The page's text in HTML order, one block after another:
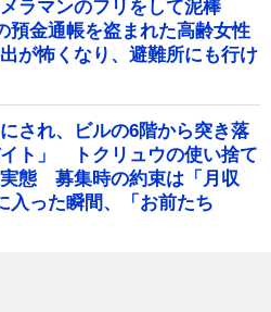
ラマンのフリをして泥棒
金通帳を盗まれた高齢女性
が怖くなり、避難所にも行け
され、ビルの6階から突き落
ト」 トクリュウの使い捨て
態 募集時の約束は「月収
入った瞬間、「お前たち